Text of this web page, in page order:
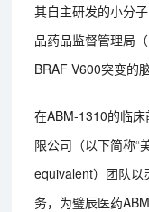
其自主研发的小分
品药品监督管理局
BRAF V600突变的
在ABM-1310的临
限公司（以下简称“
equivalent）团队以
务，为璧辰医药